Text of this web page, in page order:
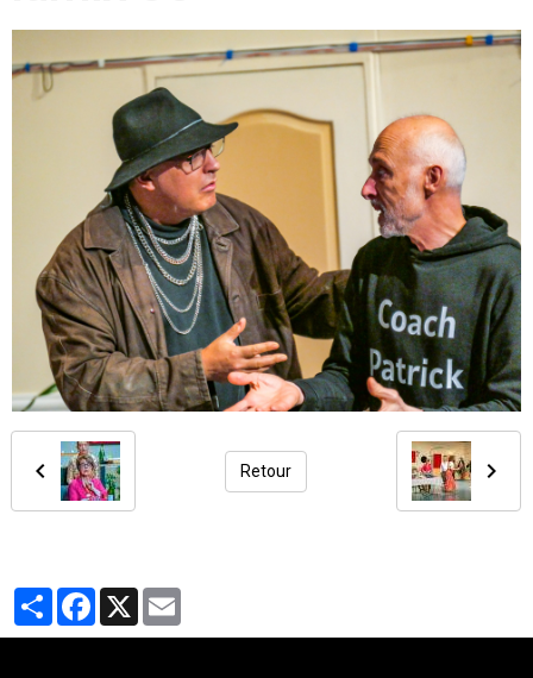
Retour
PartagerFacebook
X